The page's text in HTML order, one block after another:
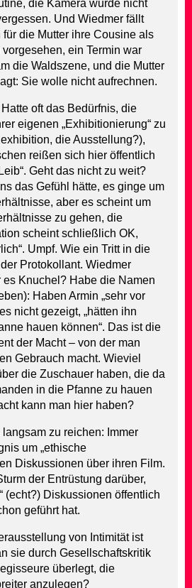
die Kamera wurde nicht
Und Wiedmer fällt
die Mutter ihre Cousine als
ein Termin war
die Waldszene, und die Mutter
Sie wolle nicht aufrechnen.
oft das Bedürfnis, die
eigenen „Exhibitionierung“ zu
die Ausstellung?),
reißen sich hier öffentlich
Geht das nicht zu weit?
das Gefühl hätte, es ginge um
aber es scheint um
zu gehen, die
scheint schließlich OK,
Umpf. Wie ein Tritt in die
Protokollant. Wiedmer
es Knuchel? Habe die Namen
Haben Armin „sehr vor
nicht gezeigt, „hätten ihn
hauen können“. Das ist die
der Macht – von der man
Gebrauch macht. Wieviel
die Zuschauer haben, die da
in die Pfanne zu hauen
kann man hier haben?
zu reichen: Immer
um „ethische
Diskussionen über ihren Film.
der Entrüstung darüber,
(echt?) Diskussionen öffentlich
geführt hat.
von Intimität ist
sie durch Gesellschaftskritik
überlegt, die
anzulegen?